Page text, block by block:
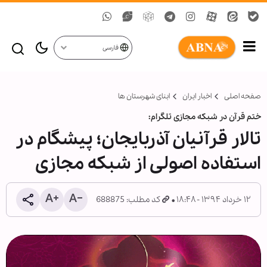
فارسی
صفحه اصلی اخبار ایران ابنای شهرستان ها
ختم قرآن در شبكه مجازی تلگرام:
تالار قرآنیان آذربایجان؛ پیشگام در
استفاده اصولی از شبكه مجازی
۱۲ خرداد ۱۳۹۴ - ۱۸:۴۸ کد مطلب: 688875